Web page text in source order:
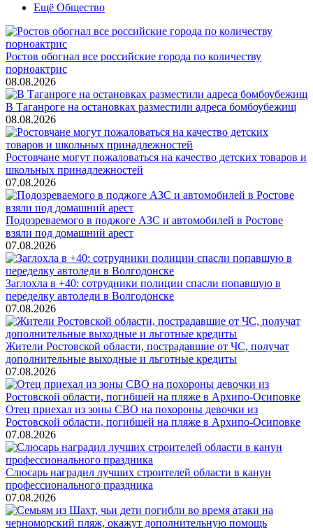
Ещё Общество
Ростов обогнал все российские города по количеству
порноактрис
08.08.2026
В Таганроге на остановках разместили адреса бомбоубежищ
08.08.2026
Ростовчане могут пожаловаться на качество детских товаров и
школьных принадлежностей
07.08.2026
Подозреваемого в поджоге АЗС и автомобилей в Ростове
взяли под домашний арест
07.08.2026
Заглохла в +40: сотрудники полиции спасли попавшую в
переделку автоледи в Волгодонске
07.08.2026
Жители Ростовской области, пострадавшие от ЧС, получат
дополнительные выходные и льготные кредиты
07.08.2026
Отец приехал из зоны СВО на похороны девочки из
Ростовской области, погибшей на пляже в Архипо-Осиповке
07.08.2026
Слюсарь наградил лучших строителей области в канун
профессионального праздника
07.08.2026